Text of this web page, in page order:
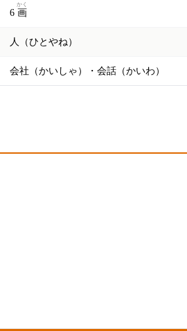
6 画
かく
人（ひとやね）
会社（かいしゃ）・会話（かいわ）